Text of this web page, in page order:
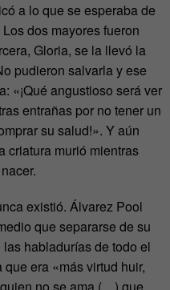
a lo que se esperaba de
dos mayores fueron
Gloria, se la llevó la
pudieron salvarla y ese
«¡Qué angustioso será ver
entrañas por no tener un
su salud!». Y aún
criatura murió mientras
existió. Álvarez Pool
que separarse de su
habladurías de todo el
era «más virtud huir,